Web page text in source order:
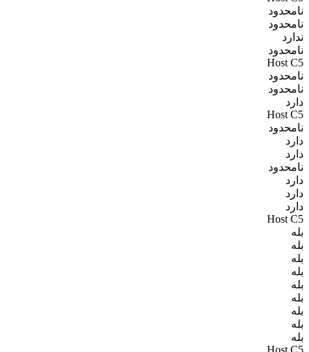
نامحدود
نامحدود
ندارد
نامحدود
Host C5
نامحدود
نامحدود
دارد
Host C5
نامحدود
دارد
دارد
نامحدود
دارد
دارد
دارد
Host C5
بله
بله
بله
بله
بله
بله
بله
بله
بله
Host C5